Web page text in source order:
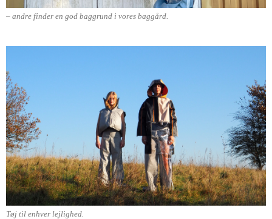
– andre finder en god baggrund i vores baggård.
Tøj til enhver lejlighed.